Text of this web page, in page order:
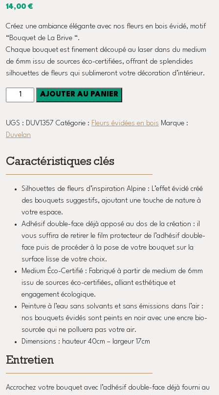
basé sur
client
14,00 €
Créez une ambiance élégante avec nos fleurs en bois évidé, motif
“Bouquet de La Brive “.
Chaque bouquet est finement découpé au laser dans du medium
de 6mm issu de sources éco-certifiées, offrant de splendides
silhouettes de fleurs qui sublimeront votre décoration d’intérieur.
quantité
de
bois
Bouquet
de
AJOUTER AU PANIER
UGS : DUV1357 Catégorie : Fleurs évidées en bois Marque :
Duvelan
Caractéristiques clés
Silhouettes de fleurs d’inspiration Alpine : L’effet évidé créé
des bouquets suggestifs, ajoutant une touche de nature à
votre espace.
Adhésif double-face déjà apposé au dos de la création : il
vous suffira de retirer le film protecteur de l’adhésif double-
face puis de procéder à la pose de votre bouquet sur la
surface lisse de votre choix.
Medium Éco-Certifié : Fabriqué à partir de medium de 6mm
issu de sources éco-certifiées, alliant esthétique et
engagement écologique.
Peinture à l’eau sans solvants et sans émissions dans l’air :
nos bouquets évidés sont peints en noir avec une encre bio-
sourcée qui ne polluera pas votre air.
Dimensions : hauteur 40cm – largeur 17cm
Entretien
Accrochez votre bouquet avec l’adhésif double-face déjà fourni au